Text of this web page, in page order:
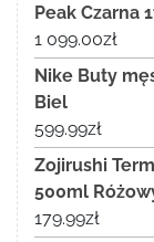
Peak Czarna
1 099.00zł
Nike Buty
Biel
599.99zł
Zojirushi
500ml
179.99zł